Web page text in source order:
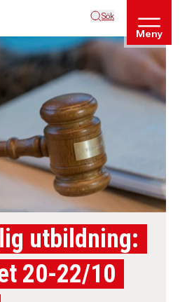
Sök
Meny
utbildning:
20-22/10